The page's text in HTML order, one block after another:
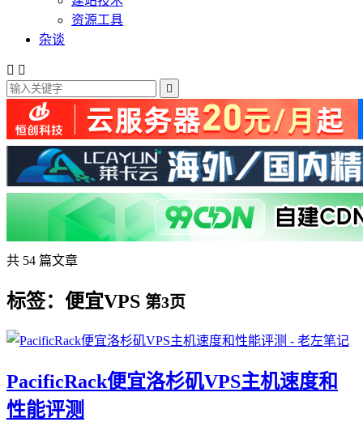
资源工具
杂谈
 

共 54 篇文章
标签：便宜VPS 第3页
PacificRack便宜洛杉矶VPS主机速度和
性能评测